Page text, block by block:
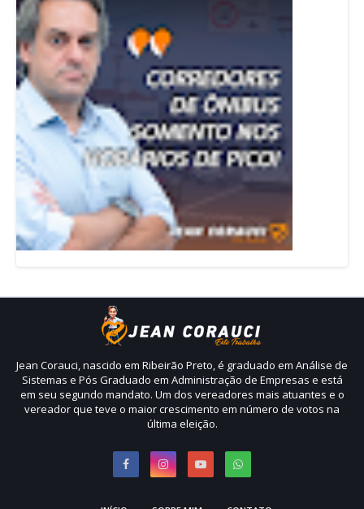
Jean Corauci, nascido em Ribeirão Preto, é graduado em Análise de
Sistemas e Pós Graduado em Administração de Empresas e está
em seu segundo mandato. Um dos vereadores mais atuantes e o
vereador que teve o maior crescimento em número de votos na
última eleição.